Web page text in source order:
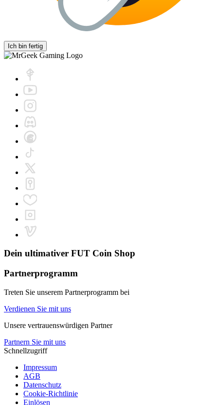
Ich bin fertig
Dein ultimativer FUT Coin Shop
Partnerprogramm
Treten Sie unserem Partnerprogramm bei
Verdienen Sie mit uns
Unsere vertrauenswürdigen Partner
Partnern Sie mit uns
Schnellzugriff
Impressum
AGB
Datenschutz
Cookie-Richtlinie
Einlösen